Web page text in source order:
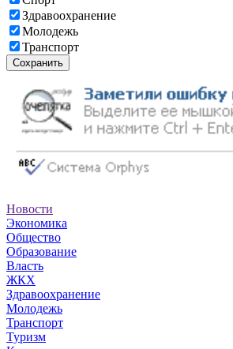
Здравоохранение
Молодежь
Транспорт
Сохранить
Новости
Экономика
Общество
Образование
Власть
ЖКХ
Здравоохранение
Молодежь
Транспорт
Туризм